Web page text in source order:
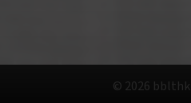
© 2026 bblthk